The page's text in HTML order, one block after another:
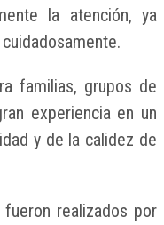
la atención, ya
familias, grupos de
experiencia en un
y de la calidez de
realizados por